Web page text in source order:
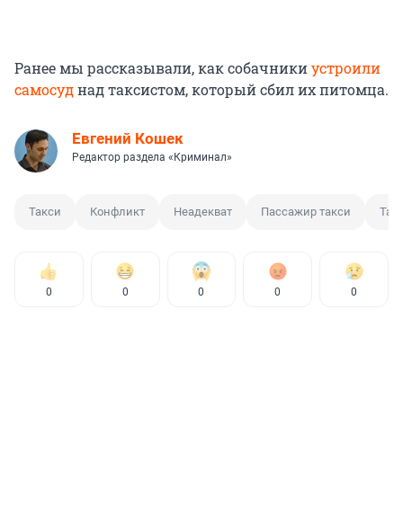
Ранее мы рассказывали, как собачникиустроили
самосуднад таксистом, который сбил их питомца.
Евгений Кошек
Редактор раздела «Криминал»
Такси Конфликт Неадекват Пассажир такси
0 0 0 0 0